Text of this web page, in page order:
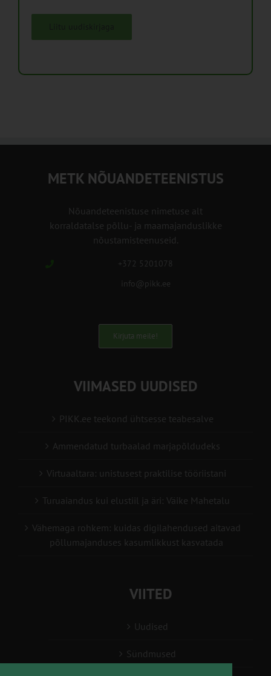
METK NÕUANDETEENISTUS
Nõuandeteenistuse nimetuse alt
korraldatalse põllu- ja maamajanduslikke
nõustamisteenuseid.
+372 5201078
info@pikk.ee
Kirjuta meile!
VIIMASED UUDISED
PIKK.ee teekond ühtsesse teabesalve
Ammendatud turbaalad marjapõldudeks
Virtuaaltara: unistusest praktilise tööriistani
Turuaiandus kui elustiil ja äri: Väike Mahetalu
Vähemaga rohkem: kuidas digilahendused aitavad
põllumajanduses kasumlikkust kasvatada
VIITED
Uudised
Sündmused